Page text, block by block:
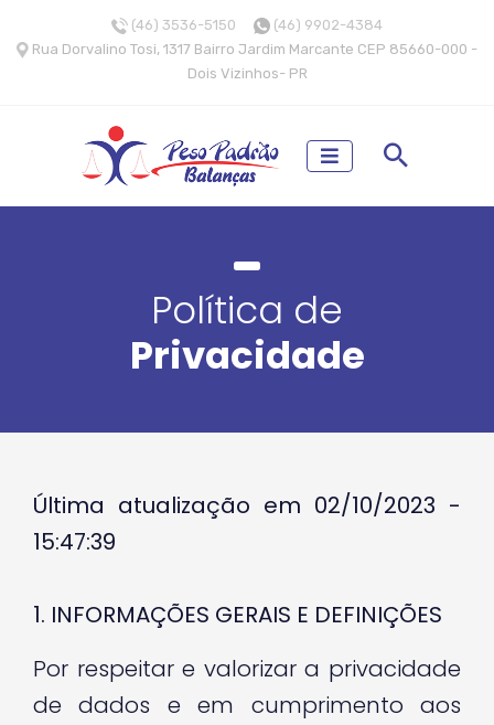
(46) 3536-5150
(46) 9902-4384
Rua Dorvalino Tosi, 1317 Bairro Jardim Marcante CEP 85660-000 -
Dois Vizinhos- PR
Política de
Privacidade
Última atualização em 02/10/2023 -
15:47:39
1. INFORMAÇÕES GERAIS E DEFINIÇÕES
Por respeitar e valorizar a privacidade
de dados e em cumprimento aos